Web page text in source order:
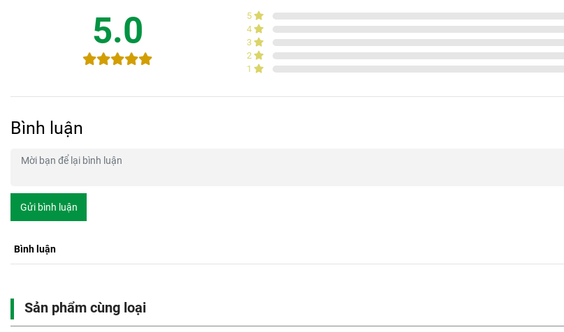
5.0 5
4
3
2
1
Bình luận
Gửi bình luận
Bình luận
Sản phẩm cùng loại